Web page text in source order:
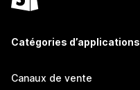
Catégories d’applications
Canaux de vente